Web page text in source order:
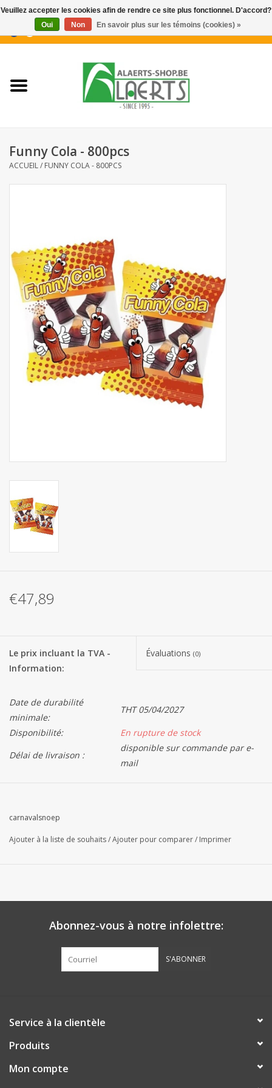
0 Articles - €0,00
Nouveautés
Biscuits pour le café
Biscuits apéritifs / Snacks salés
Botanicals
Bonbons pour la bonbonnière
Rouleaux de caisse thermiques
Matériel d'emballage
Fournitures de bureau
Produits Covid-19
Bonbons de carnaval
Cadeaux de Pâques
Marques
Funny Cola - 800pcs
ACCUEIL/ FUNNY COLA - 800PCS
€47,89
Le prix incluant la TVA -
Information:
Évaluations (0)
Date de durabilité
minimale:
THT 05/04/2027
Disponibilité:
En rupture de stock
Délai de livraison :
disponible sur commande par e-
mail
Official dealer BENELUX.
carnavalsnoep
Ajouter à la liste de souhaits/Ajouter pour comparer/ Imprimer
Abonnez-vous à notre infolettre:
S'ABONNER
Service à la clientèle
Produits
Mon compte
Veuillez accepter les cookies afin de rendre ce site plus fonctionnel. D'accord?
Oui
Non En savoir plus sur les témoins (cookies) »